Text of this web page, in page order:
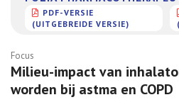
PDF-VERSIE
(UITGEBREIDE VERSIE)
Focus
Milieu-impact van
worden bij astma en COPD